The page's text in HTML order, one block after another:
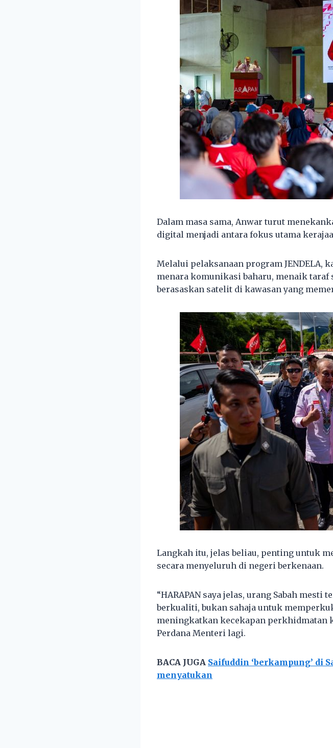
Dalam masa sama, Anwar turut
digital menjadi antara fokus utama
Melalui pelaksanaan program JENDELA,
menara komunikasi baharu, menaik taraf
berasaskan satelit di kawasan yang
Langkah itu, jelas beliau, penting untuk
secara menyeluruh di negeri berkenaan.
“HARAPAN saya jelas, urang Sabah
berkualiti, bukan sahaja untuk
meningkatkan kecekapan perkhidmatan
Perdana Menteri lagi.
BACA JUGA Saifuddin ‘berkampung’ di
menyatukan